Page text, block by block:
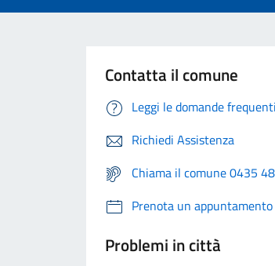
Contatta il comune
Leggi le domande frequenti
Richiedi Assistenza
Chiama il comune 0435
Prenota un appuntamento
Problemi in città